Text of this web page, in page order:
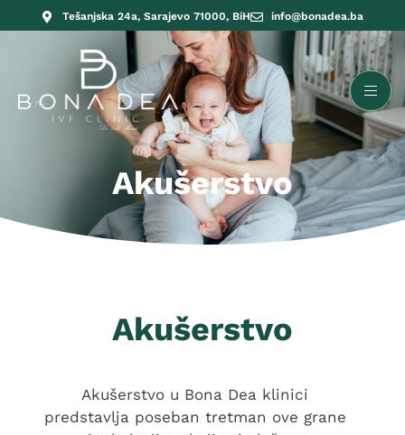
Tešanjska 24a, Sarajevo 71000, BiH info@bonadea.ba
Akušerstvo
Akušerstvo
Akušerstvo u Bona Dea klinici
predstavlja poseban tretman ove grane